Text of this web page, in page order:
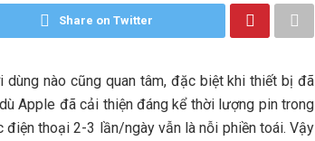
Share on Twitter
nào cũng quan tâm, đặc biệt khi thiết bị đã
Apple đã cải thiện đáng kể thời lượng pin trong
thoại 2-3 lần/ngày vẫn là nỗi phiền toái. Vậy